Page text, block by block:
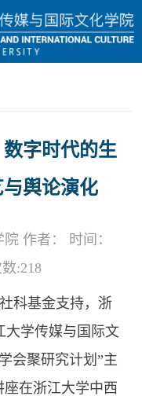
字时代的生
舆论演化
作者： 时间：
:218
科基金支持，浙
大学传媒与国际文
会聚研究计划”主
座在浙江大学中西